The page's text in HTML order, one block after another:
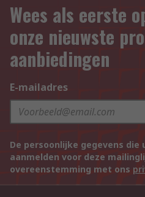
Wees als eerste
onze nieuwste
aanbiedingen
E-mailadres
De persoonlijke gegevens
aanmelden voor deze
overeenstemming met ons